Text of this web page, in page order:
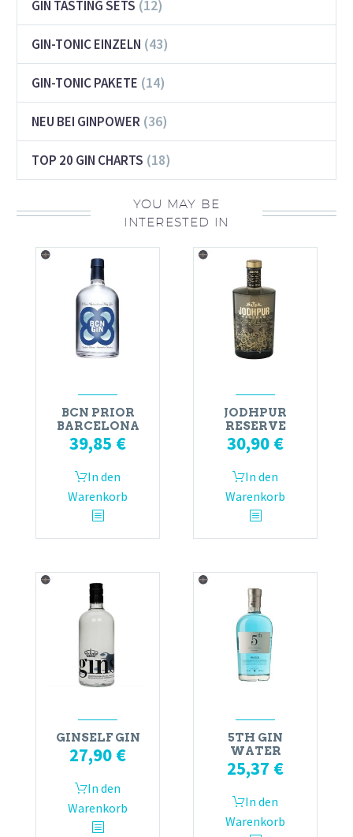
GIN TASTING SETS (12)
GIN-TONIC EINZELN (43)
GIN-TONIC PAKETE (14)
NEU BEI GINPOWER (36)
TOP 20 GIN CHARTS (18)
YOU MAY BE
INTERESTED IN
BCN PRIOR
BARCELONA
39,85 €
In den
Warenkorb
JODHPUR
RESERVE
30,90 €
In den
Warenkorb
GINSELF GIN
27,90 €
In den
Warenkorb
5TH GIN
WATER
25,37 €
In den
Warenkorb